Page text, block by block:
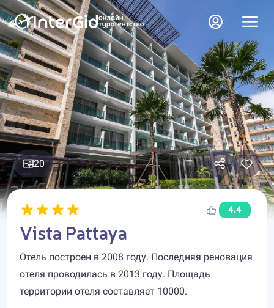
20
4.4
Vista Pattaya
Отель построен в 2008 году. Последняя реновация
отеля проводилась в 2013 году. Площадь
территории отеля составляет 10000.